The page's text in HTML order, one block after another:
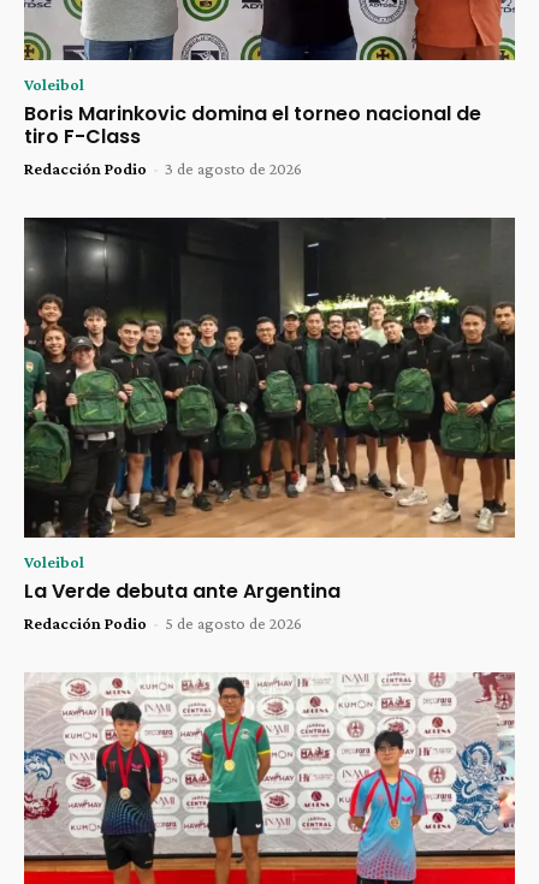
Voleibol
Boris Marinkovic domina el torneo nacional de
tiro F-Class
Redacción Podio - 3 de agosto de 2026
Voleibol
La Verde debuta ante Argentina
Redacción Podio - 5 de agosto de 2026